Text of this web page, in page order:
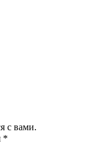
с вами.
*